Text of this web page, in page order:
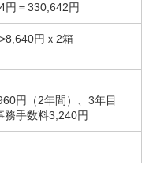
＝330,642円
円ｘ2箱
円（2年間）、3年目
務手数料3,240円